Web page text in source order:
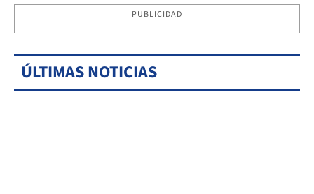
PUBLICIDAD
ÚLTIMAS NOTICIAS